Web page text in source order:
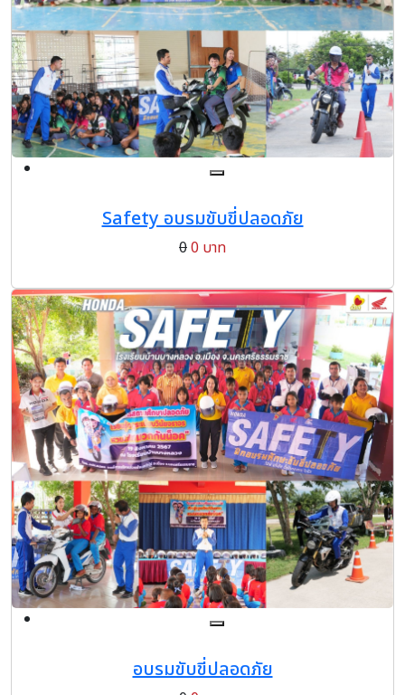
Safety อบรมขับขี่ปลอดภัย
00 บาท
อบรมขับขี่ปลอดภัย